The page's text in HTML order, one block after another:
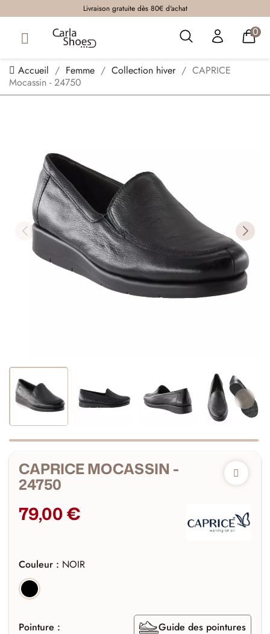
Livraison gratuite dès 80€ d'achat
0
Accueil Femme Collection hiver
CAPRICE
Mocassin - 24750
CAPRICE MOCASSIN -
24750
79,00 €
Couleur : NOIR
NOIR
Pointure : Guide des pointures